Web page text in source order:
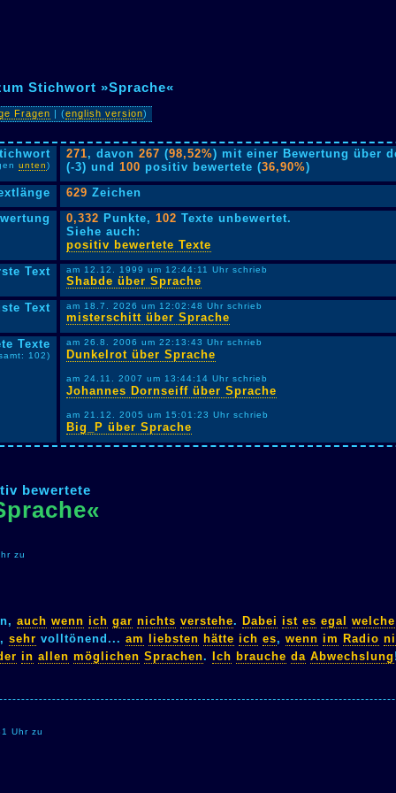
Stichwort »Sprache«
Fragen | (english version)
unten)
271, davon267 (98,52%) mit einer Bewertung über
(-3) und100 positiv bewertete (36,90%)
629 Zeichen
0,332 Punkte,102 Texte unbewertet.
Siehe auch:
positiv bewertete Texte
Text
am 12.12. 1999 um 12:44:11 Uhr schrieb
Shabde über Sprache
Text
am 18.7. 2026 um 12:02:48 Uhr schrieb
misterschitt über Sprache
Texte
102)
am 26.8. 2006 um 22:13:43 Uhr schrieb
Dunkelrot über Sprache
am 24.11. 2007 um 13:44:14 Uhr schrieb
Johannes Dornseiff über Sprache
am 21.12. 2005 um 15:01:23 Uhr schrieb
Big_P über Sprache
bewertete
zu
auch wenn ich gar nichts verstehe. Dabei ist es egal
welche
, sehr volltönend... am liebsten hätte ich es, wenn im Radio
in allen möglichen Sprachen. Ich brauche da Abwechslung
Uhr zu